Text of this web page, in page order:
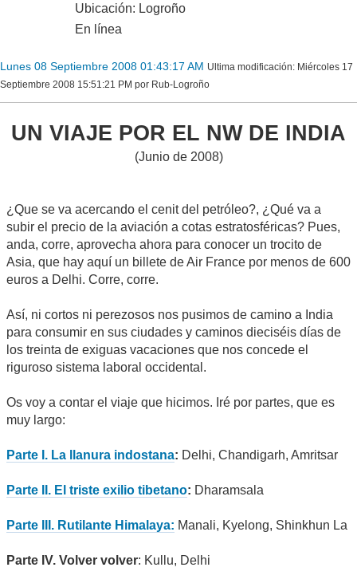
Ubicación: Logroño
En línea
Lunes 08 Septiembre 2008 01:43:17 AM Ultima modificación: Miércoles 17
Septiembre 2008 15:51:21 PM por Rub-Logroño
UN VIAJE POR EL NW DE INDIA
(Junio de 2008)
¿Que se va acercando el cenit del petróleo?, ¿Qué va a
subir el precio de la aviación a cotas estratosféricas? Pues,
anda, corre, aprovecha ahora para conocer un trocito de
Asia, que hay aquí un billete de Air France por menos de 600
euros a Delhi. Corre, corre.
Así, ni cortos ni perezosos nos pusimos de camino a India
para consumir en sus ciudades y caminos dieciséis días de
los treinta de exiguas vacaciones que nos concede el
riguroso sistema laboral occidental.
Os voy a contar el viaje que hicimos. Iré por partes, que es
muy largo:
Parte I. La llanura indostana: Delhi, Chandigarh, Amritsar
Parte II. El triste exilio tibetano: Dharamsala
Parte III. Rutilante Himalaya: Manali, Kyelong, Shinkhun La
Parte IV. Volver volver: Kullu, Delhi